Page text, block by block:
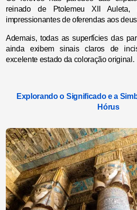
reinado de Ptolemeu XII Auleta,
impressionantes de oferendas aos
Ademais, todas as superfícies das
ainda exibem sinais claros de
excelente estado da coloração original.
Explorando o Significado e a
Hórus